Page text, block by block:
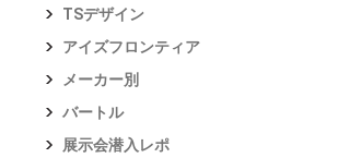
TSデザイン
アイズフロンティア
メーカー別
バートル
展示会潜入レポ